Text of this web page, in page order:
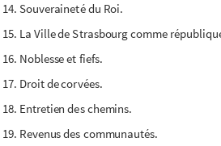
14. Souveraineté du Roi.
15. La Ville de Strasbourg comme
16. Noblesse et fiefs.
17. Droit de corvées.
18. Entretien des chemins.
19. Revenus des communautés.